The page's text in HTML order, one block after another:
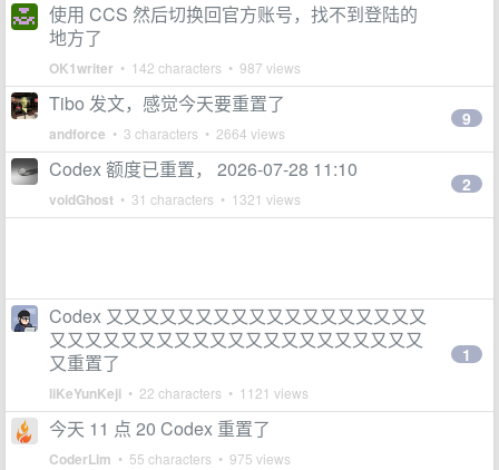
使用 CCS 然后切换回官方账号，找不到登陆的
地方了
OK1writer • 142 characters • 987 views
Tibo 发文，感觉今天要重置了
andforce • 3 characters • 2664 views
9
Codex 额度已重置， 2026-07-28 11:10
voidGhost • 31 characters • 1321 views
2
Codex 又又又又又又又又又又又又又又又又又又
又又又又又又又又又又又又又又又又又又又又又
又重置了
liKeYunKeji • 22 characters • 1121 views
1
今天 11 点 20 Codex 重置了
CoderLim • 55 characters • 975 views